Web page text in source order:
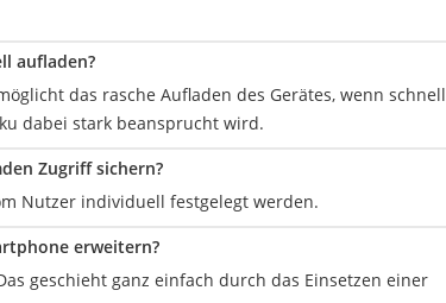
aufladen?
das rasche Aufladen des Gerätes, wenn schnell
dabei stark beansprucht wird.
Zugriff sichern?
Nutzer individuell festgelegt werden.
erweitern?
geschieht ganz einfach durch das Einsetzen einer